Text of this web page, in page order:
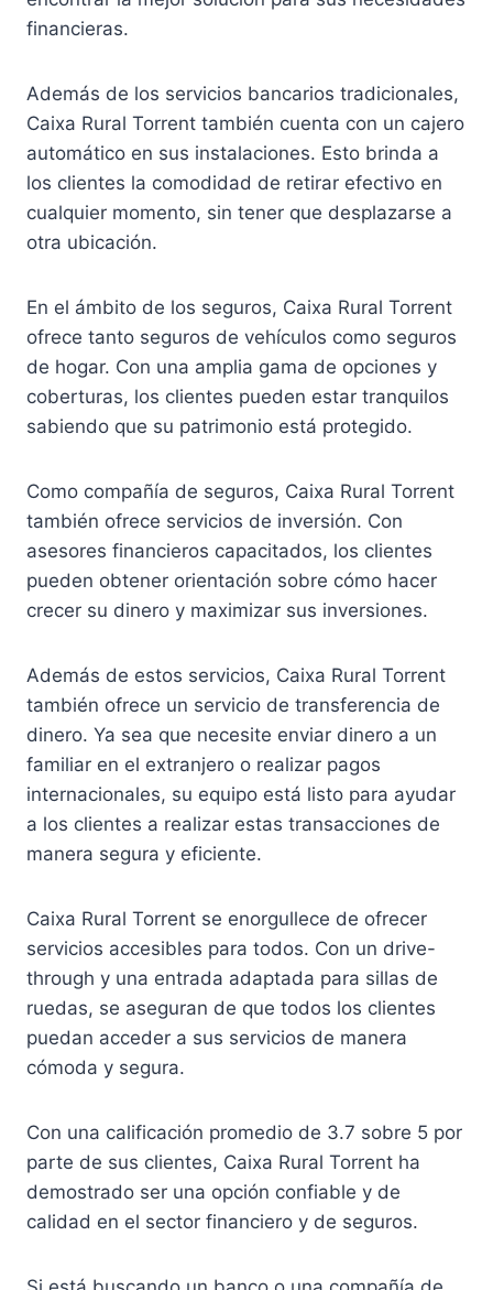
financieras.
Además de los servicios bancarios tradicionales,
Caixa Rural Torrent también cuenta con un cajero
automático en sus instalaciones. Esto brinda a
los clientes la comodidad de retirar efectivo en
cualquier momento, sin tener que desplazarse a
otra ubicación.
En el ámbito de los seguros, Caixa Rural Torrent
ofrece tanto seguros de vehículos como seguros
de hogar. Con una amplia gama de opciones y
coberturas, los clientes pueden estar tranquilos
sabiendo que su patrimonio está protegido.
Como compañía de seguros, Caixa Rural Torrent
también ofrece servicios de inversión. Con
asesores financieros capacitados, los clientes
pueden obtener orientación sobre cómo hacer
crecer su dinero y maximizar sus inversiones.
Además de estos servicios, Caixa Rural Torrent
también ofrece un servicio de transferencia de
dinero. Ya sea que necesite enviar dinero a un
familiar en el extranjero o realizar pagos
internacionales, su equipo está listo para ayudar
a los clientes a realizar estas transacciones de
manera segura y eficiente.
Caixa Rural Torrent se enorgullece de ofrecer
servicios accesibles para todos. Con un drive-
through y una entrada adaptada para sillas de
ruedas, se aseguran de que todos los clientes
puedan acceder a sus servicios de manera
cómoda y segura.
Con una calificación promedio de 3.7 sobre 5 por
parte de sus clientes, Caixa Rural Torrent ha
demostrado ser una opción confiable y de
calidad en el sector financiero y de seguros.